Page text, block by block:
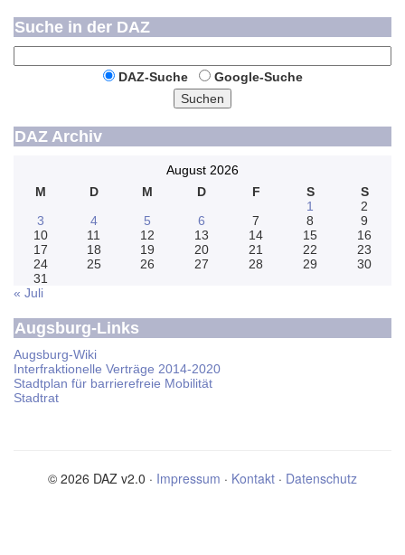
Suche in der DAZ
DAZ-Suche
Google-Suche
Suchen
DAZ Archiv
August 2026
M
D M D F S
S
1
2
3
4 5 6 7 8
9
10
11 12 13 14 15
16
17
18 19 20 21 22
23
24
25 26 27 28 29
30
31
« Juli
Augsburg-Links
Augsburg-Wiki
Interfraktionelle Verträge 2014-2020
Stadtplan für barrierefreie Mobilität
Stadtrat
© 2026 DAZ v2.0 · Impressum · Kontakt · Datenschutz